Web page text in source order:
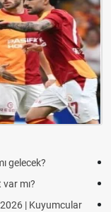
Maçlardan Farkları
ve Bitiyor?